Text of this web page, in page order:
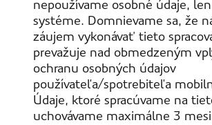
nepoužívame osobné údaje,
systéme. Domnievame sa, že
záujem vykonávať tieto
prevažuje nad obmedzeným
ochranu osobných údajov
používateľa/spotrebiteľa
Údaje, ktoré spracúvame na
uchovávame maximálne 3